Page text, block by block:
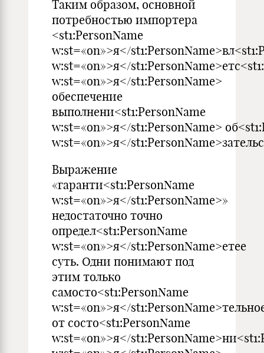
Таким образом, основной
потребностью импортера
<st1:PersonName
w:st=«on»>я</
w:st=«on»>я</
w:st=«on»>я</st1:PersonName>
обеспечение
выполнени<st1:PersonName
w:st=«on»>я</st1:PersonName>
w:st=«on»>я</
Выражение
«гаранти<st1:PersonName
w:st=«on»>я</st1:PersonName>»
недостаточно точно
определ<st1:PersonName
w:st=«on»>я</st1:PersonName>етее
суть. Одни понимают под
этим только
самосто<st1:PersonName
w:st=«on»>я</
от состо<st1:PersonName
w:st=«on»>я</